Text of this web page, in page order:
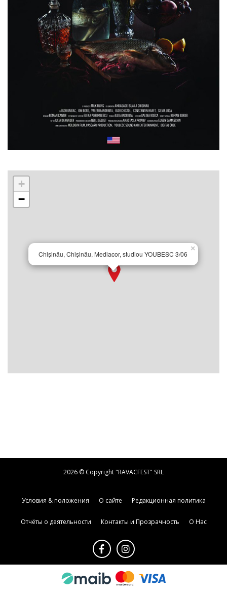
Chișinău, Chișinău, Mediacor, studiou YOUBESC 3/06
×
+
−
2026 © Copyright "RAVACFEST" SRL
Условия & положения О сайте Редакционная политика
Отчёты о деятельности Контакты и Прозрачность О Нас